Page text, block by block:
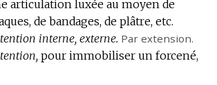
articulation luxée au moyen de
de bandages, de plâtre, etc.
interne, externe. Par extension.
pour immobiliser un forcené,